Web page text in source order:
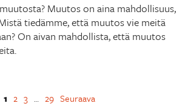
Muutos on aina mahdollisuus,
tiedämme, että muutos vie meitä
On aivan mahdollista, että muutos
1 2 3 … 29 Seuraava